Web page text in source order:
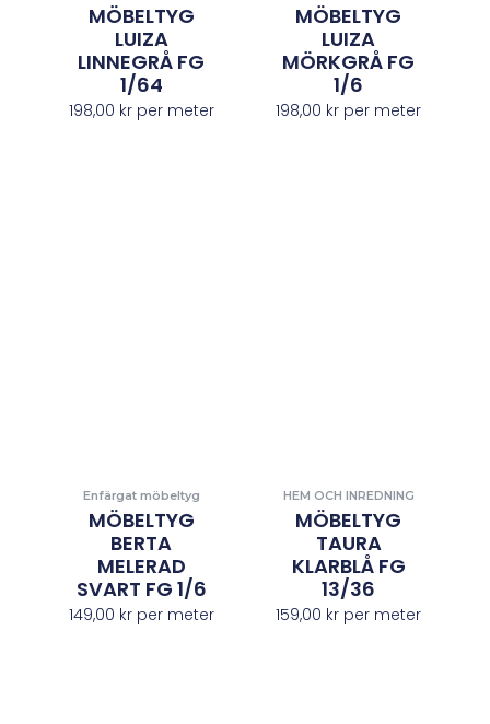
MÖBELTYG
LUIZA
LINNEGRÅ FG
1/64
198,00 krper meter
MÖBELTYG
LUIZA
MÖRKGRÅ FG
1/6
198,00 kr per meter
Enfärgat möbeltyg
MÖBELTYG
BERTA
MELERAD
SVART FG 1/6
149,00 krper meter
HEM OCH INREDNING
MÖBELTYG
TAURA
KLARBLÅ FG
13/36
159,00 kr per meter